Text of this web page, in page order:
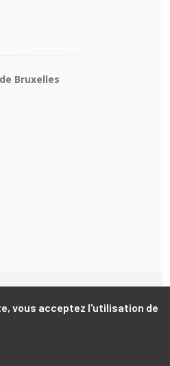
vous acceptez l'utilisation de
Bruxelles